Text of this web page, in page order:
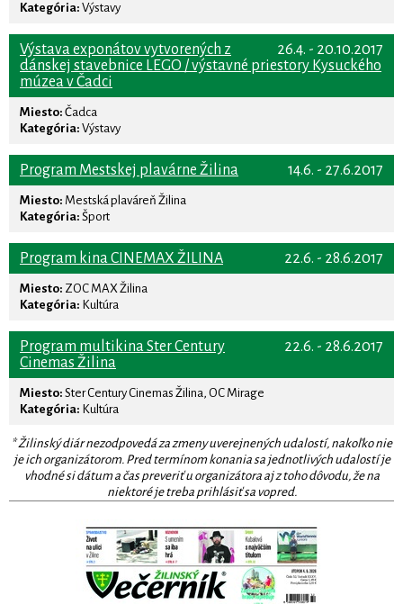
Kategória: Výstavy
26.4. - 20.10.2017
Výstava exponátov vytvorených z
dánskej stavebnice LEGO / výstavné priestory Kysuckého
múzea v Čadci
Miesto: Čadca
Kategória: Výstavy
14.6. - 27.6.2017
Program Mestskej plavárne Žilina
Miesto: Mestská plaváreň Žilina
Kategória: Šport
22.6. - 28.6.2017
Program kina CINEMAX ŽILINA
Miesto: ZOC MAX Žilina
Kategória: Kultúra
22.6. - 28.6.2017
Program multikina Ster Century
Cinemas Žilina
Miesto: Ster Century Cinemas Žilina, OC Mirage
Kategória: Kultúra
* Žilinský diár nezodpovedá za zmeny uverejnených udalostí, nakoľko nie
je ich organizátorom. Pred termínom konania sa jednotlivých udalostí je
vhodné si dátum a čas preveriť u organizátora aj z toho dôvodu, že na
niektoré je treba prihlásiť sa vopred.